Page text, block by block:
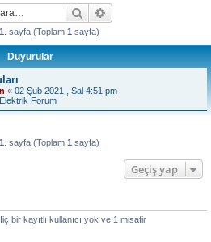
Ara
1 . sayfa (Toplam 1 sayfa)
Duyurular
« 02 Şub 2021 , Sal 4:51 pm
Elektrik Forum
1 . sayfa (Toplam 1 sayfa)
Geçiş yap
bir kayıtlı kullanıcı yok ve 1 misafir